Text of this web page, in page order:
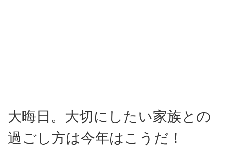
大晦日。大切にしたい家族との
過ごし方は今年はこうだ！